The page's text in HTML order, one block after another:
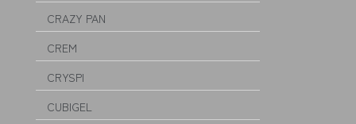
CRAZY PAN
CREM
CRYSPI
CUBIGEL